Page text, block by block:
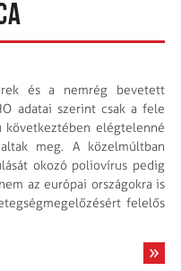
és a nemrég bevetett
adatai szerint csak a fele
következtében elégtelenné
meg. A közelmúltban
okozó poliovírus pedig
az európai országokra is
felelős